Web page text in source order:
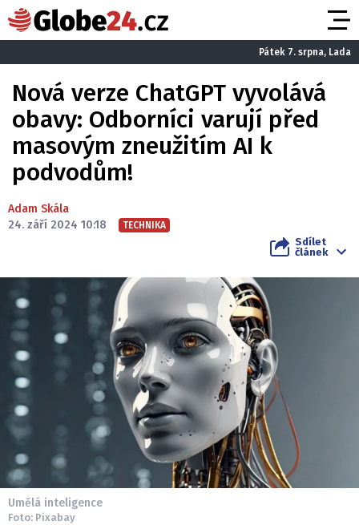
Pátek 7. srpna, Lada
Nová verze ChatGPT vyvolává
obavy: Odborníci varují před
masovým zneužitím AI k
podvodům!
Adam Skála
24. září 2024 10:18
TECHNIKA
Sdílet
článek
Umělá inteligence
Foto: Pixabay